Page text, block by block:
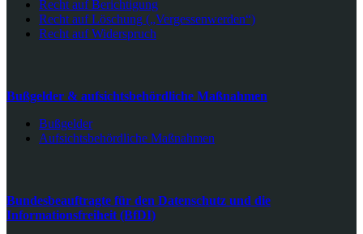
Recht auf Berichtigung
Recht auf Löschung („Vergessenwerden“)
Recht auf Widerspruch
Bußgelder & aufsichtsbehördliche Maßnahmen
Bußgelder
Aufsichtsbehördliche Maßnahmen
Bundesbeauftragte für den Datenschutz und die
Informationsfreiheit (BfDI)